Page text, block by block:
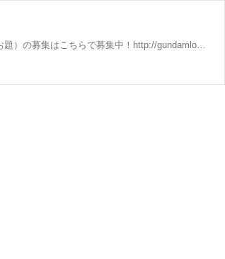
0：2021年10月01日 01:36 反論できないほど正真正銘の暇人でしかない 関連しそうな記事 この記事はコメント書き込み＆閲覧専用の記事ですテーマ（お題）の募集はこちらで募集中！http://gundamlog.com/archives/44472910.html